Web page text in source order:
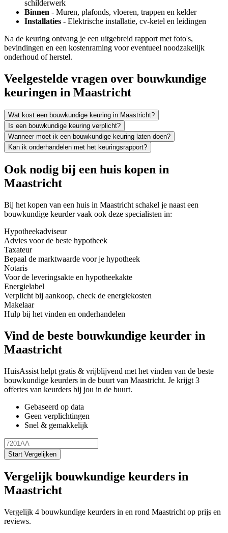
schilderwerk
Binnen - Muren, plafonds, vloeren, trappen en kelder
Installaties - Elektrische installatie, cv-ketel en leidingen
Na de keuring ontvang je een uitgebreid rapport met foto's,
bevindingen en een kostenraming voor eventueel noodzakelijk
onderhoud of herstel.
Veelgestelde vragen over bouwkundige
keuringen in Maastricht
Wat kost een bouwkundige keuring in Maastricht?
Is een bouwkundige keuring verplicht?
Wanneer moet ik een bouwkundige keuring laten doen?
Kan ik onderhandelen met het keuringsrapport?
Ook nodig bij een huis kopen in
Maastricht
Bij het kopen van een huis in Maastricht schakel je naast een
bouwkundige keurder vaak ook deze specialisten in:
Hypotheekadviseur
Advies voor de beste hypotheek
Taxateur
Bepaal de marktwaarde voor je hypotheek
Notaris
Voor de leveringsakte en hypotheekakte
Energielabel
Verplicht bij aankoop, check de energiekosten
Makelaar
Hulp bij het vinden en onderhandelen
Vind de beste bouwkundige keurder in
Maastricht
HuisAssist helpt gratis & vrijblijvend met het vinden van de beste
bouwkundige keurders in de buurt van Maastricht. Je krijgt 3
offertes van keurders bij jou in de buurt.
Gebaseerd op data
Geen verplichtingen
Snel & gemakkelijk
Start Vergelijken
Vergelijk bouwkundige keurders in
Maastricht
Vergelijk 4 bouwkundige keurders in en rond Maastricht op prijs en
reviews.